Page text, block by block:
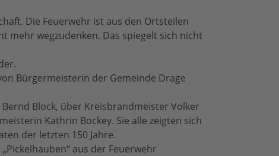
Die Feuerwehr ist aus den Ortsteilen
mehr wegzudenken. Das spiegelt sich nicht
Bürgermeisterin der Gemeinde Drage
Block, über Kreisbrandmeister Volker
Kathrin Bockey. Sie alle zeigten sich
der letzten 150 Jahre.
aus der Feuerwehr